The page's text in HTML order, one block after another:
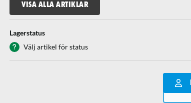
VISA ALLA ARTIKLAR
Lagerstatus
Välj artikel för status
Qantity